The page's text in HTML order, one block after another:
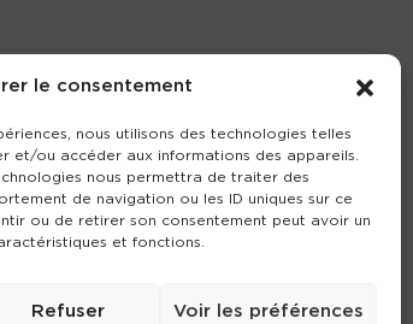
le consentement
nous utilisons des technologies telles
et/ou accéder aux informations des appareils.
nous permettra de traiter des
de navigation ou les ID uniques sur ce
ou de retirer son consentement peut avoir un
et fonctions.
Refuser Voir les préférences